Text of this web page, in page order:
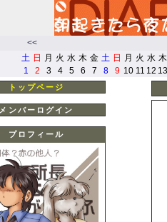
<<
土 日 月 火 水 木 金 土 日 月 火 水 木
1
2 3 4 5 6 7 8 9 10 11 12 13
トップページ
メンバーログイン
プロフィール